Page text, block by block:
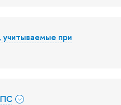
учитываемые при